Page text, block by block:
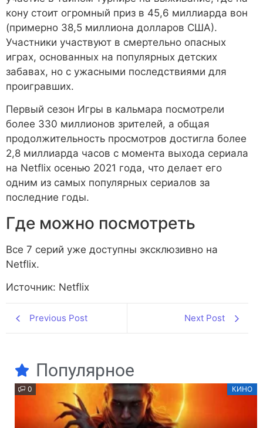
кону стоит огромный приз в 45,6 миллиарда вон
(примерно 38,5 миллиона долларов США).
Участники участвуют в смертельно опасных
играх, основанных на популярных детских
забавах, но с ужасными последствиями для
проигравших.
Первый сезон Игры в кальмара посмотрели
более 330 миллионов зрителей, а общая
продолжительность просмотров достигла более
2,8 миллиарда часов с момента выхода сериала
на Netflix осенью 2021 года, что делает его
одним из самых популярных сериалов за
последние годы.
Где можно посмотреть
Все 7 серий уже доступны эксклюзивно на
Netflix.
Источник: Netflix
Previous Post Next Post
Популярное
0 КИНО